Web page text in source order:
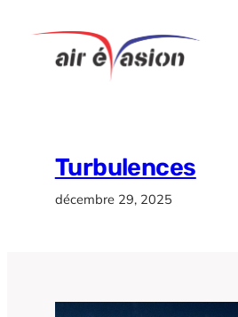
Turbulences
décembre 29, 2025